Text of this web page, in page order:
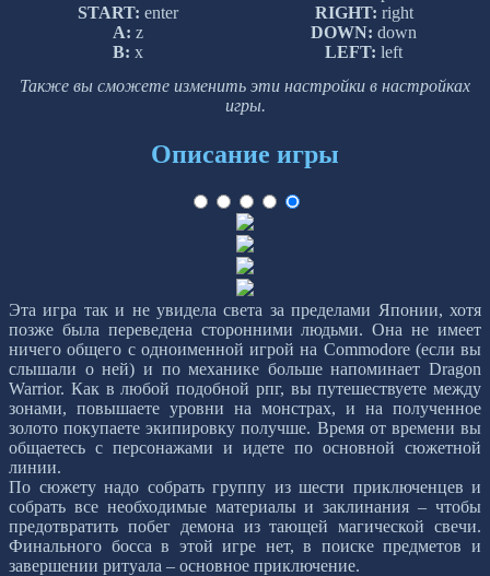
START: enter
A: z
B: x
RIGHT: right
DOWN: down
LEFT: left
Также вы сможете изменить эти настройки в настройках
игры.
Описание игры
Эта игра так и не увидела света за пределами Японии, хотя
позже была переведена сторонними людьми. Она не имеет
ничего общего с одноименной игрой на Commodore (если вы
слышали о ней) и по механике больше напоминает Dragon
Warrior. Как в любой подобной рпг, вы путешествуете между
зонами, повышаете уровни на монстрах, и на полученное
золото покупаете экипировку получше. Время от времени вы
общаетесь с персонажами и идете по основной сюжетной
линии.
По сюжету надо собрать группу из шести приключенцев и
собрать все необходимые материалы и заклинания – чтобы
предотвратить побег демона из тающей магической свечи.
Финального босса в этой игре нет, в поиске предметов и
завершении ритуала – основное приключение.